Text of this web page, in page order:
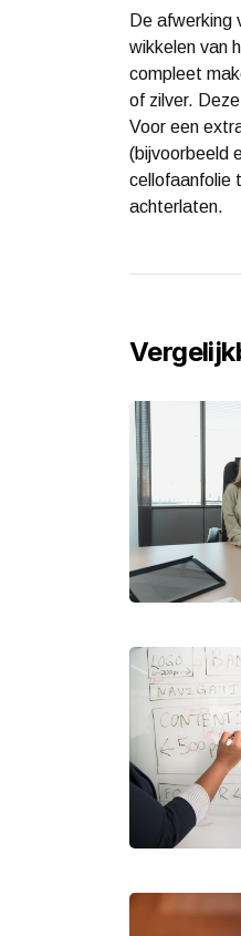
De afwerking
wikkelen van
compleet
of zilver.
Voor een
(bijvoorbeeld
cellofaanfolie
achterlaten.